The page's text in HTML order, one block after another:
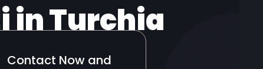
in Turchia
Contact Now and